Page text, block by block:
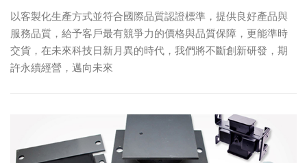
以客製化生產方式並符合國際品質認證標準，提供良好產品與
服務品質，給予客戶最有競爭力的價格與品質保障，更能準時
交貨，在未來科技日新月異的時代，我們將不斷創新研發，期
許永續經營，邁向未來